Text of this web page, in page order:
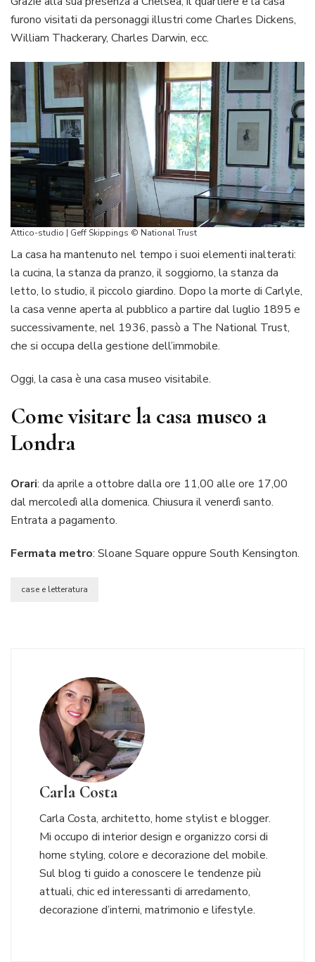
furono visitati da personaggi illustri come Charles Dickens,
William Thackerary, Charles Darwin, ecc.
Attico-studio | Geff Skippings © National Trust
La casa ha mantenuto nel tempo i suoi elementi inalterati:
la cucina, la stanza da pranzo, il soggiorno, la stanza da
letto, lo studio, il piccolo giardino. Dopo la morte di Carlyle,
la casa venne aperta al pubblico a partire dal luglio 1895 e
successivamente, nel 1936, passò a The National Trust,
che si occupa della gestione dell’immobile.
Oggi, la casa è una casa museo visitabile.
Come visitare la casa museo a
Londra
Orari: da aprile a ottobre dalla ore 11,00 alle ore 17,00
dal mercoledì alla domenica. Chiusura il venerdì santo.
Entrata a pagamento.
Fermata metro: Sloane Square oppure South Kensington.
case e letteratura
Carla Costa
Carla Costa, architetto, home stylist e blogger.
Mi occupo di interior design e organizzo corsi di
home styling, colore e decorazione del mobile.
Sul blog ti guido a conoscere le tendenze più
attuali, chic ed interessanti di arredamento,
decorazione d’interni, matrimonio e lifestyle.